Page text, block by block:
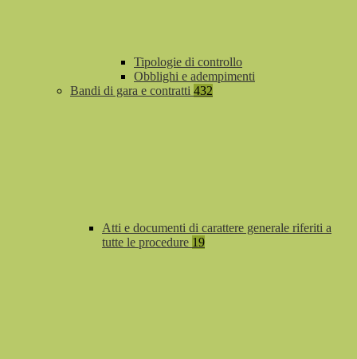
Tipologie di controllo
Obblighi e adempimenti
Bandi di gara e contratti 432
Atti e documenti di carattere generale riferiti a
tutte le procedure 19